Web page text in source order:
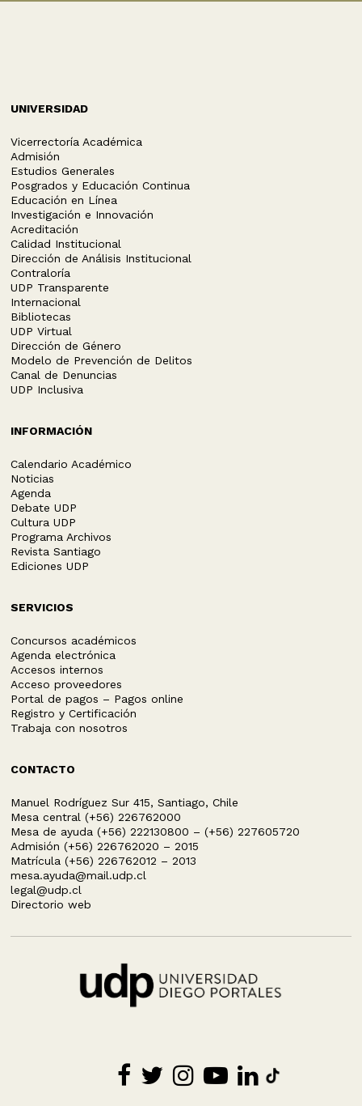
UNIVERSIDAD
Vicerrectoría Académica
Admisión
Estudios Generales
Posgrados y Educación Continua
Educación en Línea
Investigación e Innovación
Acreditación
Calidad Institucional
Dirección de Análisis Institucional
Contraloría
UDP Transparente
Internacional
Bibliotecas
UDP Virtual
Dirección de Género
Modelo de Prevención de Delitos
Canal de Denuncias
UDP Inclusiva
INFORMACIÓN
Calendario Académico
Noticias
Agenda
Debate UDP
Cultura UDP
Programa Archivos
Revista Santiago
Ediciones UDP
SERVICIOS
Concursos académicos
Agenda electrónica
Accesos internos
Acceso proveedores
Portal de pagos – Pagos online
Registro y Certificación
Trabaja con nosotros
CONTACTO
Manuel Rodríguez Sur 415, Santiago, Chile
Mesa central (+56) 226762000
Mesa de ayuda (+56) 222130800 – (+56) 227605720
Admisión (+56) 226762020 – 2015
Matrícula (+56) 226762012 – 2013
mesa.ayuda@mail.udp.cl
legal@udp.cl
Directorio web